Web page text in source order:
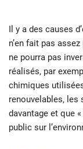
Il y a des causes
n’en fait pas
ne pourra pas
réalisés, par
chimiques
renouvelables, les
davantage et que
public sur